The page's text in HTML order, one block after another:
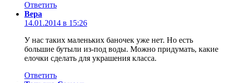
Ответить
Вера
14.01.2014 в 15:26
У нас таких маленьких баночек уже нет. Но есть
большие бутыли из-под воды. Можно придумать, какие
елочки сделать для украшения класса.
Ответить